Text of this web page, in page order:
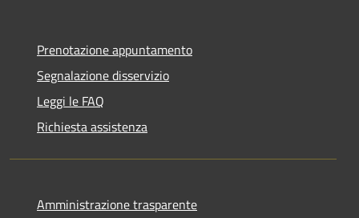
Prenotazione appuntamento
Segnalazione disservizio
Leggi le FAQ
Richiesta assistenza
Amministrazione trasparente